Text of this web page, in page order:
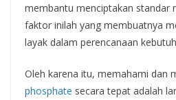
membantu menciptakan standar
faktor inilah yang membuatnya
layak dalam perencanaan
Oleh karena itu, memahami dan
phosphate secara tepat adalah